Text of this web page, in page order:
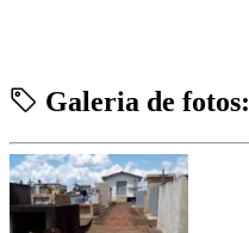
Galeria de fotos: